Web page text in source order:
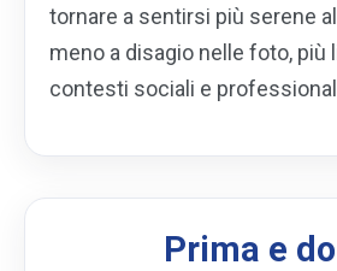
tornare a sentirsi più serene
meno a disagio nelle foto, più
contesti sociali e
Prima e